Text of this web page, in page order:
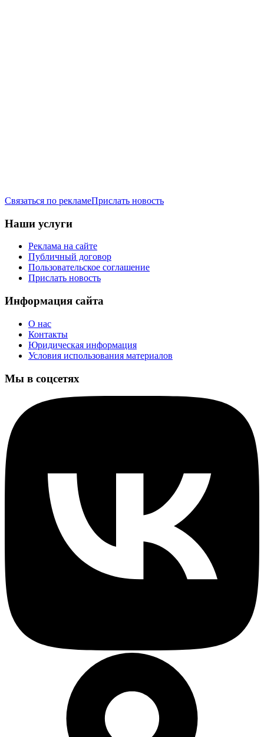
Связаться по рекламеПрислать новость
Наши услуги
Реклама на сайте
Публичный договор
Пользовательское соглашение
Прислать новость
Информация сайта
О нас
Контакты
Юридическая информация
Условия использования материалов
Мы в соцсетях